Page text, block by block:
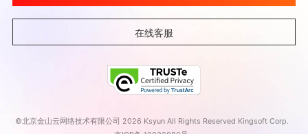
在线客服
©北京金山云网络技术有限公司 2026 Ksyun All Rights Reserved Kingsoft Corp.